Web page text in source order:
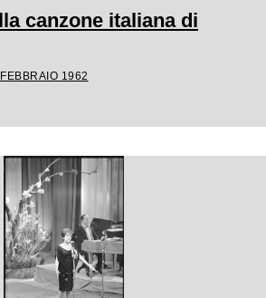
canzone italiana di
1962